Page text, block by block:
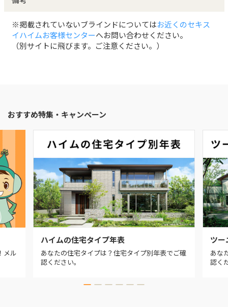
※掲載されていないブラインドについてはお近くのセキス
イハイムお客様センターへお問い合わせください。
（別サイトに飛びます。ご注意ください。）
おすすめ特集・キャンペーン
メル
ハイムの住宅タイプ年表
あなたの住宅タイプは？住宅タイプ別年表でご確
認ください。
ツー
あな
認く